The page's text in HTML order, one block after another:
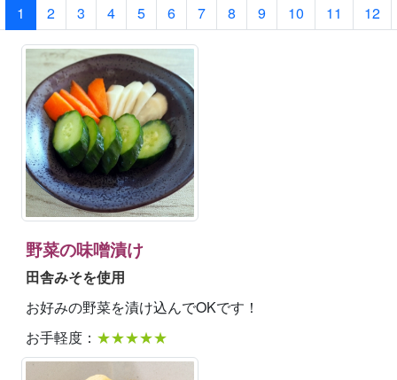
1 2 3 4 5 6 7 8 9 10 11 12
野菜の味噌漬け
田舎みそを使用
お好みの野菜を漬け込んでOKです！
お手軽度： ★★★★★